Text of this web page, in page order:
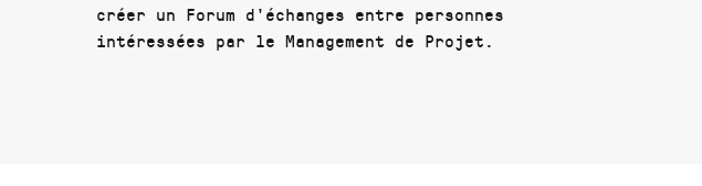
créer un Forum d'échanges entre personnes
intéressées par le Management de Projet.